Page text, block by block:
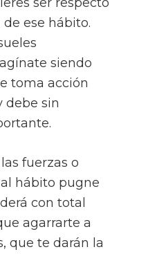
ese hábito.
siendo
toma acción
debe sin
fuerzas o
hábito pugne
con total
agarrarte a
que te darán la